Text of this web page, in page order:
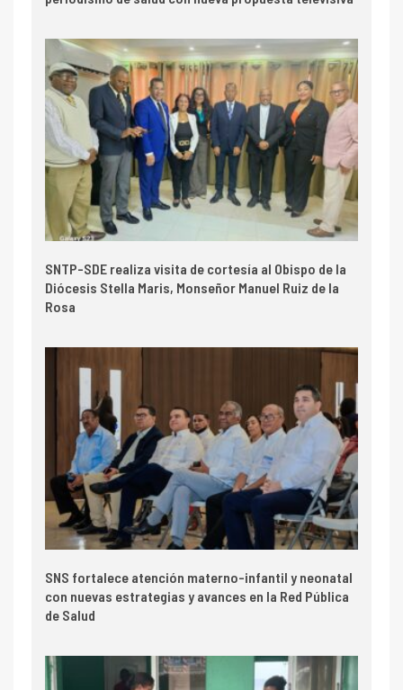
SNTP-SDE realiza visita de cortesía al Obispo de la
Diócesis Stella Maris, Monseñor Manuel Ruiz de la
Rosa
SNS fortalece atención materno-infantil y neonatal
con nuevas estrategias y avances en la Red Pública
de Salud